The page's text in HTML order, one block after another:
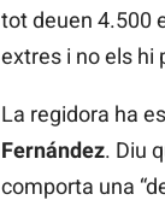
tot deuen 4.500
extres i no els hi
La regidora ha
Fernández. Diu
comporta una